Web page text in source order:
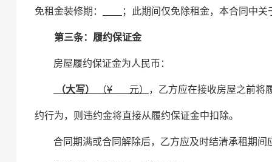
免租金装修期： ；此期间仅免除租金，本合同中
第三条：履约保证金
房屋履约保证金为人民币 ：
（大写） （¥ 元） ， 乙方应在接收房屋之前将
约行为，则违约金将直接从履约保证金中扣除。
合同期满或合同解除后，乙方应及时结清承租期